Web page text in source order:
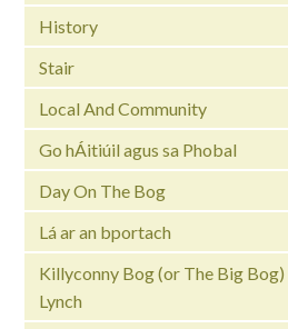
History
Stair
Local And Community
Go hÁitiúil agus sa Phobal
Day On The Bog
Lá ar an bportach
Killyconny Bog (or The Big Bog)
Lynch